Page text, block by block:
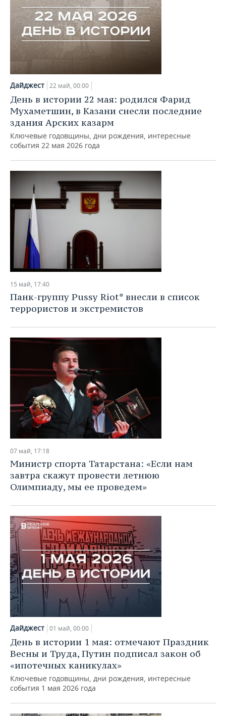
Дайджест 22 май, 00:00
День в истории 22 мая: родился Фарид
Мухаметшин, в Казани снесли последние
здания Арских казарм
Ключевые годовщины, дни рождения, интересные
события 22 мая 2026 года
15 май, 17:40
Панк-группу Pussy Riot* внесли в список
террористов и экстремистов
07 май, 17:18
Министр спорта Татарстана: «Если нам
завтра скажут провести летнюю
Олимпиаду, мы ее проведем»
Дайджест 01 май, 00:00
День в истории 1 мая: отмечают Праздник
Весны и Труда, Путин подписал закон об
«ипотечных каникулах»
Ключевые годовщины, дни рождения, интересные
события 1 мая 2026 года